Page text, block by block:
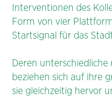
Interventionen des
Form von vier
Startsignal für das
Deren
beziehen sich auf ihre
sie gleichzeitig hervor